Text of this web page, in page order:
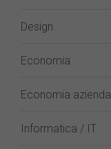
Design
Economia
Economia
Informatica / IT